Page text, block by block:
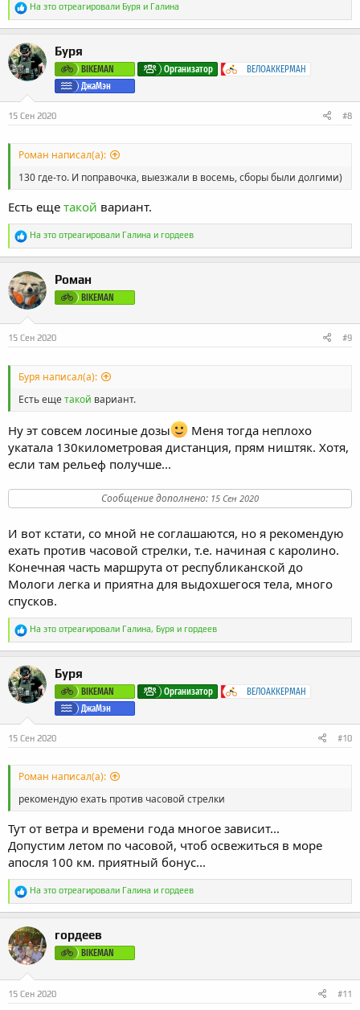
Р
а
к
ц
и
и
На это отреагировали Буря и Галина
Буря
BIKEMAN Организатор
ВЕЛОАККЕРМАН
ДжаМэн
15 Сен 2020 #8
Роман написал(а):
130 где-то. И поправочка, выезжали в восемь, сборы были долгими)
Есть еще такой вариант.
Р
а
к
ц
и
и
:
На это отреагировали Галина и гордеев
Роман
BIKEMAN
15 Сен 2020 #9
Буря написал(а):
Есть ещетакой вариант.
Ну эт совсем лосиные дозы
Меня тогда неплохо
укатала 130километровая дистанция, прям ништяк. Хотя,
если там рельеф получше...
Сообщение дополнено: 15 Сен 2020
И вот кстати, со мной не соглашаются, но я рекомендую
ехать против часовой стрелки, т.е. начиная с каролино.
Конечная часть маршрута от республиканской до
Мологи легка и приятна для выдохшегося тела, много
спусков.
Р
а
к
ц
и
и
На это отреагировали Галина, Буря и гордеев
Буря
BIKEMAN Организатор
ВЕЛОАККЕРМАН
ДжаМэн
15 Сен 2020 #10
Роман написал(а):
рекомендую ехать против часовой стрелки
Тут от ветра и времени года многое зависит...
Допустим летом по часовой, чтоб освежиться в море
апосля 100 км. приятный бонус...
Р
а
к
ц
и
и
:
На это отреагировали Галина и гордеев
гордеев
BIKEMAN
15 Сен 2020 #11